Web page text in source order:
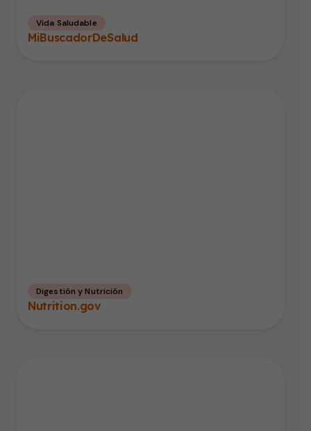
Vida Saludable
MiBuscadorDeSalud
Digestión y Nutrición
Nutrition.gov